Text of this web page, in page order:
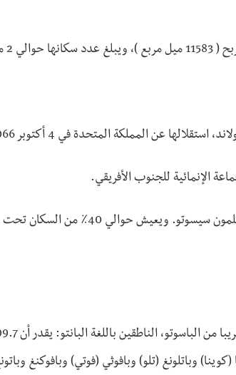
عن المملكة المتحدة في 4 أكتوبر 1966.
الإنمائية للجنوب الأفريقي.
وباتلونغ (تلو) وبافوثي (فوتي) وبافوكنغ